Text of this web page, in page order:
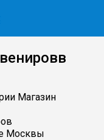
в
Магазин
Москвы